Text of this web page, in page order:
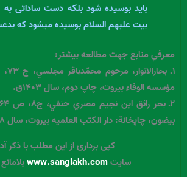
باید بوسیده شود بلکه دست ساداتی
بیت علیهم السلام بوسیده میشود که
معرفي منابع جهت مطالعه بيشتر:
مؤسسه الوفاء بيروت، چاپ دوم، سال ۱۴۰۳ق.
بيضون، چاپخانة: دار الكتب العلميه بيروت، سال ۱۴۱۸، چاپ اول.
کپی برداری از این مطلب با ذکر
سایتwww.sanglakh.com